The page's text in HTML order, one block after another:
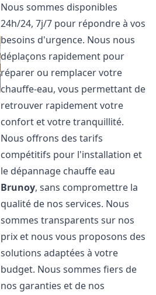
Nous sommes disponibles
24h/24, 7j/7 pour répondre à vos
besoins d'urgence. Nous nous
déplaçons rapidement pour
réparer ou remplacer votre
chauffe-eau, vous permettant de
retrouver rapidement votre
confort et votre tranquillité.
Nous offrons des tarifs
compétitifs pour l'installation et
le dépannage chauffe eau
Brunoy, sans compromettre la
qualité de nos services. Nous
sommes transparents sur nos
prix et nous vous proposons des
solutions adaptées à votre
budget. Nous sommes fiers de
nos garanties et de nos